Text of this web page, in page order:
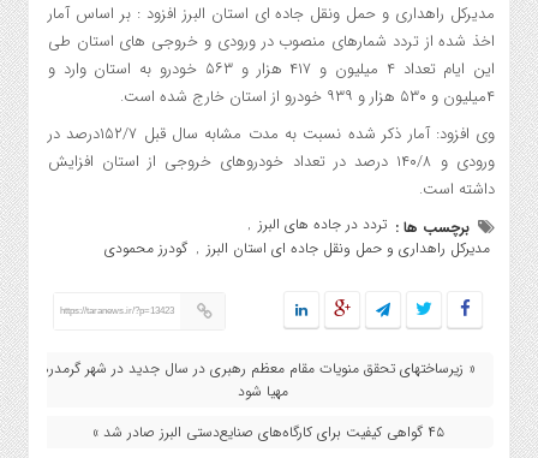
مدیرکل راهداری و حمل ونقل جاده ای استان البرز افزود : بر اساس آمار
اخذ شده از تردد شمارهای منصوب در ورودی و خروجی های استان طی
این ایام تعداد ۴ میلیون و ۴۱۷ هزار و ۵۶۳ خودرو به استان وارد و
۴میلیون و ۵۳۰ هزار و ۹۳۹ خودرو از استان خارج شده است.
وی افزود: آمار ذکر شده نسبت به مدت مشابه سال قبل ۱۵۲/۷درصد در
ورودی و ۱۴۰/۸ درصد در تعداد خودروهای خروجی از استان افزایش
داشته است.
برچسب ها : تردد در جاده های البرز ,
مدیرکل راهداری و حمل ونقل جاده ای استان البرز , گودرز محمودی
https://taranews.ir/?p=13423
« زیرساختهای تحقق منویات مقام معظم رهبری در سال جدید در شهر گرمدره
مهیا شود
۴۵ گواهی کیفیت برای کار‌گاه‌ها‌ی صنایع‌دستی البرز صادر شد »